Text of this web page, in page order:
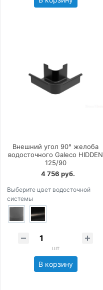
Внешний угол 90° желоба
водосточного Galeco HIDDEN
125/90
4 756 руб.
Выберите цвет водосточной
системы
шт
В корзину